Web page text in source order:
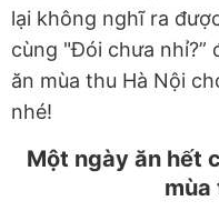
lại không nghĩ ra
cùng "Đói chưa nhỉ?”
ăn mùa thu Hà Nội
nhé!
Một ngày ăn hết
mùa